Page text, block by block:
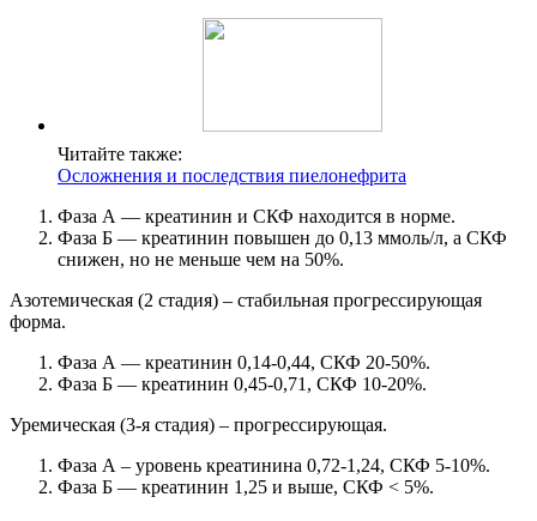
Читайте также:
Осложнения и последствия пиелонефрита
Фаза А — креатинин и СКФ находится в норме.
Фаза Б — креатинин повышен до 0,13 ммоль/л, а СКФ
снижен, но не меньше чем на 50%.
Азотемическая (2 стадия) – стабильная прогрессирующая
форма.
Фаза А — креатинин 0,14-0,44, СКФ 20-50%.
Фаза Б — креатинин 0,45-0,71, СКФ 10-20%.
Уремическая (3-я стадия) – прогрессирующая.
Фаза А – уровень креатинина 0,72-1,24, СКФ 5-10%.
Фаза Б — креатинин 1,25 и выше, СКФ < 5%.